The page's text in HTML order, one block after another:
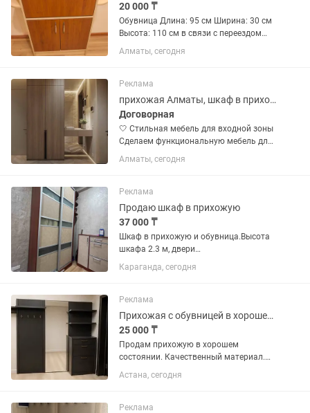
20 000 ₸
Обувница Длина: 95 см Ширина: 30 см
Высота: 110 см в связи с переездом
продается обувница в отличном
состоянии
Алматы, сегодня
Реклама
прихожая Алматы, шкаф в прихожую, прихожая на заказ, обувница
Договорная
🤍 Стильная мебель для входной зоны
Сделаем функциональную мебель для
прихожей, чтобы верхняя одежда,
обувь и другие вещи всегда были
подходящий вариант под интерьер и...
Алматы, сегодня
Реклама
Продаю шкаф в прихожую
37 000 ₸
Шкаф в прихожую и обувница.Высота
шкафа 2.3 м, двери
раздвижные.Состояние хорошее Цена
за все вместе
Караганда, сегодня
Реклама
Прихожая с обувницей в хорошем состоянии
25 000 ₸
Продам прихожую в хорошем
состоянии. Качественный материал.
Зеркало в пол. Обувница с двумя
отделами. Размер 210200. Можно
вешалка, зеркало и обувница)
Астана, сегодня
Реклама